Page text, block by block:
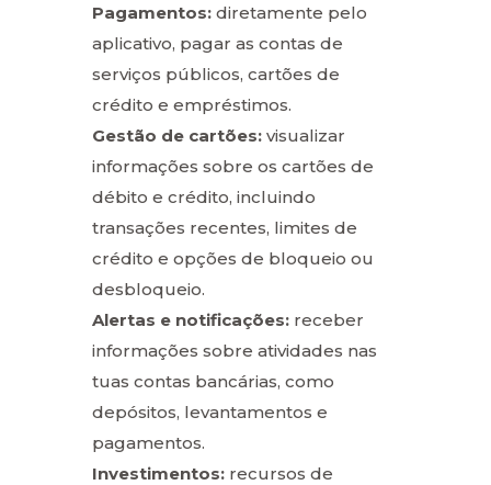
Pagamentos: diretamente pelo
aplicativo, pagar as contas de
serviços públicos, cartões de
crédito e empréstimos.
Gestão de cartões: visualizar
informações sobre os cartões de
débito e crédito, incluindo
transações recentes, limites de
crédito e opções de bloqueio ou
desbloqueio.
Alertas e notificações: receber
informações sobre atividades nas
tuas contas bancárias, como
depósitos, levantamentos e
pagamentos.
Investimentos: recursos de